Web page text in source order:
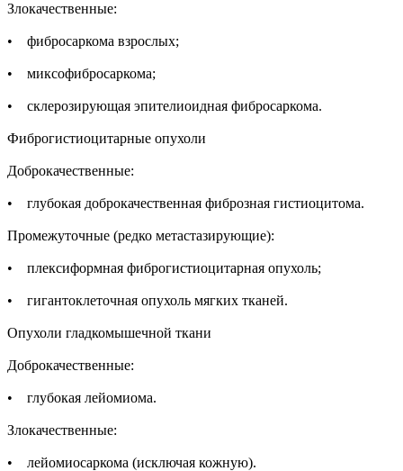
Злокачественные:
• фибросаркома взрослых;
• миксофибросаркома;
• склерозирующая эпителиоидная фибросаркома.
Фиброгистиоцитарные опухоли
Доброкачественные:
• глубокая доброкачественная фиброзная гистиоцитома.
Промежуточные (редко метастазирующие):
• плексиформная фиброгистиоцитарная опухоль;
• гигантоклеточная опухоль мягких тканей.
Опухоли гладкомышечной ткани
Доброкачественные:
• глубокая лейомиома.
Злокачественные:
• лейомиосаркома (исключая кожную).